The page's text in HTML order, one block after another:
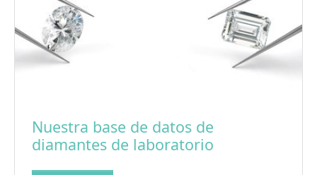
Nuestra base de datos de
diamantes de laboratorio